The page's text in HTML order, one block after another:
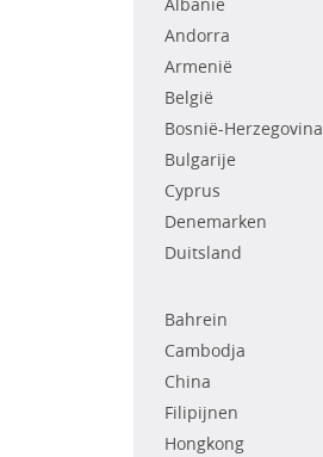
Albanië
Andorra
Armenië
België
Bosnië-Herzegovina
Bulgarije
Cyprus
Denemarken
Duitsland
Bahrein
Cambodja
China
Filipijnen
Hongkong